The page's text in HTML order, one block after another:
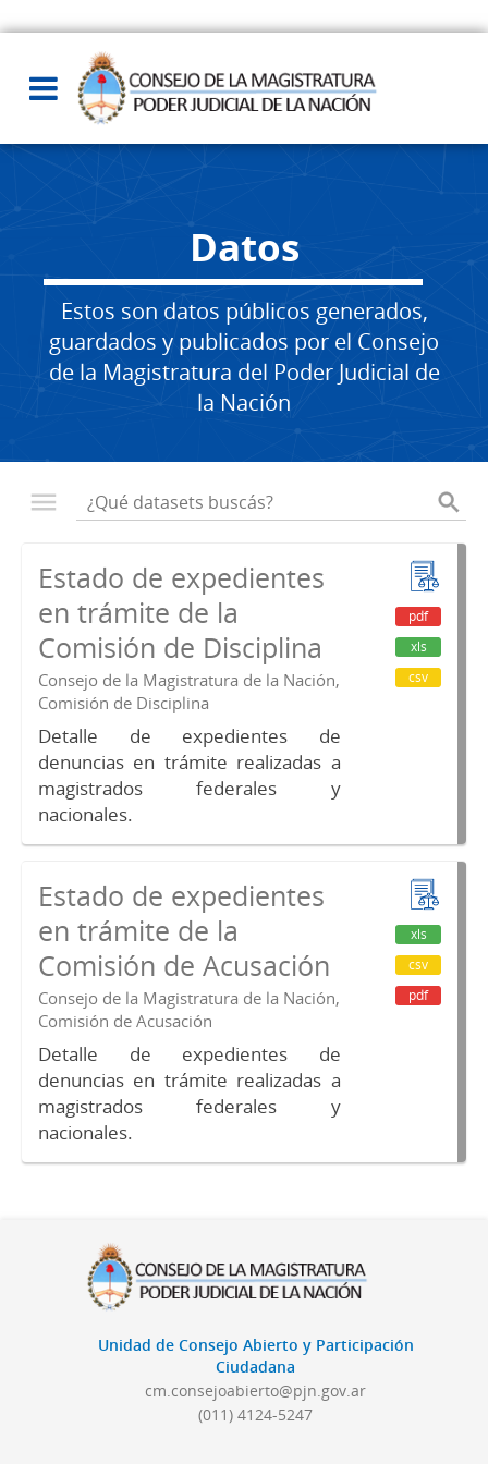
Datos
Estos son datos públicos generados,
guardados y publicados por el Consejo
de la Magistratura del Poder Judicial de
la Nación
Estado de expedientes
en trámite de la
Comisión de Disciplina
Consejo de la Magistratura de la Nación,
Comisión de Disciplina
Detalle de expedientes de
denuncias en trámite realizadas a
magistrados federales y
nacionales.
pdf
xls
csv
Estado de expedientes
en trámite de la
Comisión de Acusación
Consejo de la Magistratura de la Nación,
Comisión de Acusación
Detalle de expedientes de
denuncias en trámite realizadas a
magistrados federales y
nacionales.
xls
csv
pdf
Unidad de Consejo Abierto y Participación
Ciudadana
cm.consejoabierto@pjn.gov.ar
(011) 4124-5247